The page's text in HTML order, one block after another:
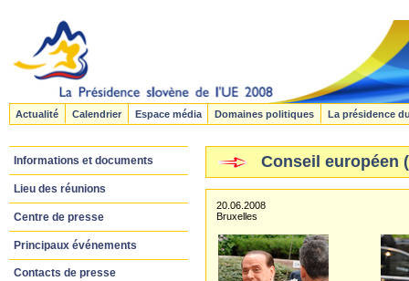
Actualité Calendrier Espace média Domaines politiques La présidence
Informations et documents
Lieu des réunions
Centre de presse
Principaux événements
Contacts de presse
Conseil européen
20.06.2008
Bruxelles